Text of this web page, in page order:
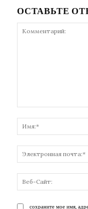
ОСТАВЬТЕ
сохраните мое имя,